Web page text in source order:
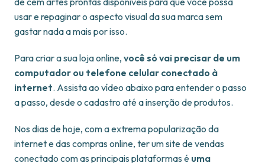
usar e repaginar o aspecto visual da sua marca sem
gastar nada a mais por isso.
Para criar a sua loja online, você só vai precisar de um
computador ou telefone celular conectado à
internet. Assista ao vídeo abaixo para entender o passo
a passo, desde o cadastro até a inserção de produtos.
Nos dias de hoje, com a extrema popularização da
internet e das compras online, ter um site de vendas
conectado com as principais plataformas é uma